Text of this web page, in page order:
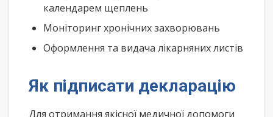
календарем щеплень
Моніторинг хронічних захворювань
Оформлення та видача лікарняних листів
Як підписати декларацію
Для отримання якісної медичної допомоги